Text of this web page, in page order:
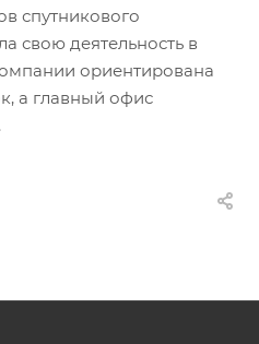
спутникового
свою деятельность в
ориентирована
а главный офис